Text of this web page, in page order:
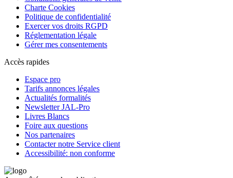
Charte Cookies
Politique de confidentialité
Exercer vos droits RGPD
Réglementation légale
Gérer mes consentements
Accès rapides
Espace pro
Tarifs annonces légales
Actualités formalités
Newsletter JAL-Pro
Livres Blancs
Foire aux questions
Nos partenaires
Contacter notre Service client
Accessibilité: non conforme